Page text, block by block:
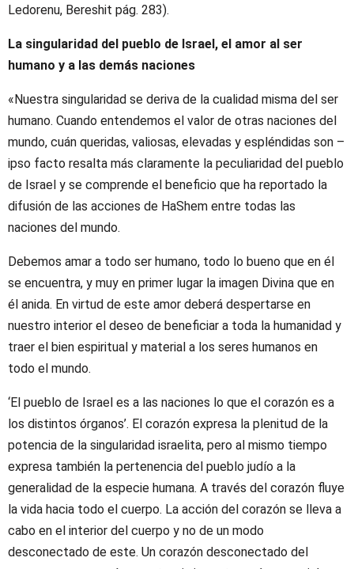
Ledorenu, Bereshit pág. 283).
La singularidad del pueblo de Israel, el amor al ser
humano y a las demás naciones
«Nuestra singularidad se deriva de la cualidad misma del ser
humano. Cuando entendemos el valor de otras naciones del
mundo, cuán queridas, valiosas, elevadas y espléndidas son –
ipso facto resalta más claramente la peculiaridad del pueblo
de Israel y se comprende el beneficio que ha reportado la
difusión de las acciones de HaShem entre todas las
naciones del mundo.
Debemos amar a todo ser humano, todo lo bueno que en él
se encuentra, y muy en primer lugar la imagen Divina que en
él anida. En virtud de este amor deberá despertarse en
nuestro interior el deseo de beneficiar a toda la humanidad y
traer el bien espiritual y material a los seres humanos en
todo el mundo.
‘El pueblo de Israel es a las naciones lo que el corazón es a
los distintos órganos’. El corazón expresa la plenitud de la
potencia de la singularidad israelita, pero al mismo tiempo
expresa también la pertenencia del pueblo judío a la
generalidad de la especie humana. A través del corazón fluye
la vida hacia todo el cuerpo. La acción del corazón se lleva a
cabo en el interior del cuerpo y no de un modo
desconectado de este. Un corazón desconectado del